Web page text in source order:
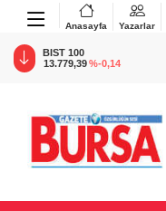
Anasayfa Yazarlar
BIST 100
13.779,39%-0,14